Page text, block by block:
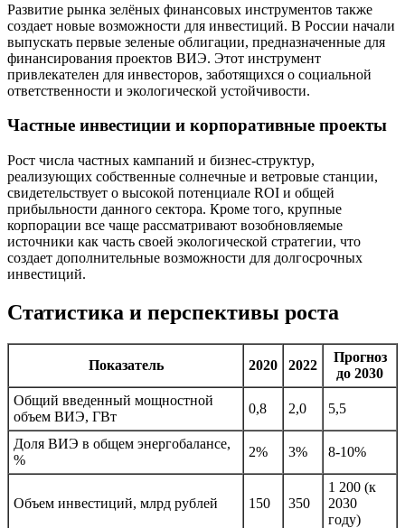
Развитие рынка зелёных финансовых инструментов также
создает новые возможности для инвестиций. В России начали
выпускать первые зеленые облигации, предназначенные для
финансирования проектов ВИЭ. Этот инструмент
привлекателен для инвесторов, заботящихся о социальной
ответственности и экологической устойчивости.
Частные инвестиции и корпоративные проекты
Рост числа частных кампаний и бизнес-структур,
реализующих собственные солнечные и ветровые станции,
свидетельствует о высокой потенциале ROI и общей
прибыльности данного сектора. Кроме того, крупные
корпорации все чаще рассматривают возобновляемые
источники как часть своей экологической стратегии, что
создает дополнительные возможности для долгосрочных
инвестиций.
Статистика и перспективы роста
Показатель 2020 2022
Прогноз
до 2030
Общий введенный мощностной
объем ВИЭ, ГВт
0,8 2,0 5,5
Доля ВИЭ в общем энергобалансе,
%
2% 3% 8-10%
Объем инвестиций, млрд рублей 150 350
1 200 (к
2030
году)